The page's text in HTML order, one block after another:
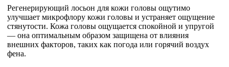
Регенерирующий лосьон для кожи головы ощутимо
улучшает микрофлору кожи головы и устраняет ощущение
стянутости. Кожа головы ощущается спокойной и упругой
— она оптимальным образом защищена от влияния
внешних факторов, таких как погода или горячий воздух
фена.